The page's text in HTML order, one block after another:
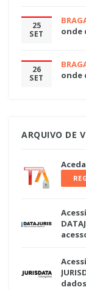
25
SET
onde
26
SET
onde
ARQUIVO DE